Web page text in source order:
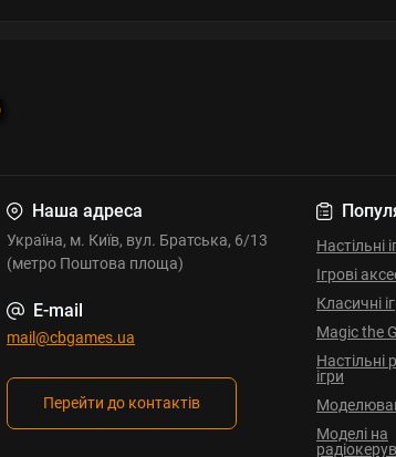
Наша адреса
Україна, м. Київ, вул. Братська, 6/13
(метро Поштова площа)
E-mail
mail@cbgames.ua
Перейти до контактів
Настільні
Ігрові
Класичні
Magic the
Настільні
ігри
Моделі на